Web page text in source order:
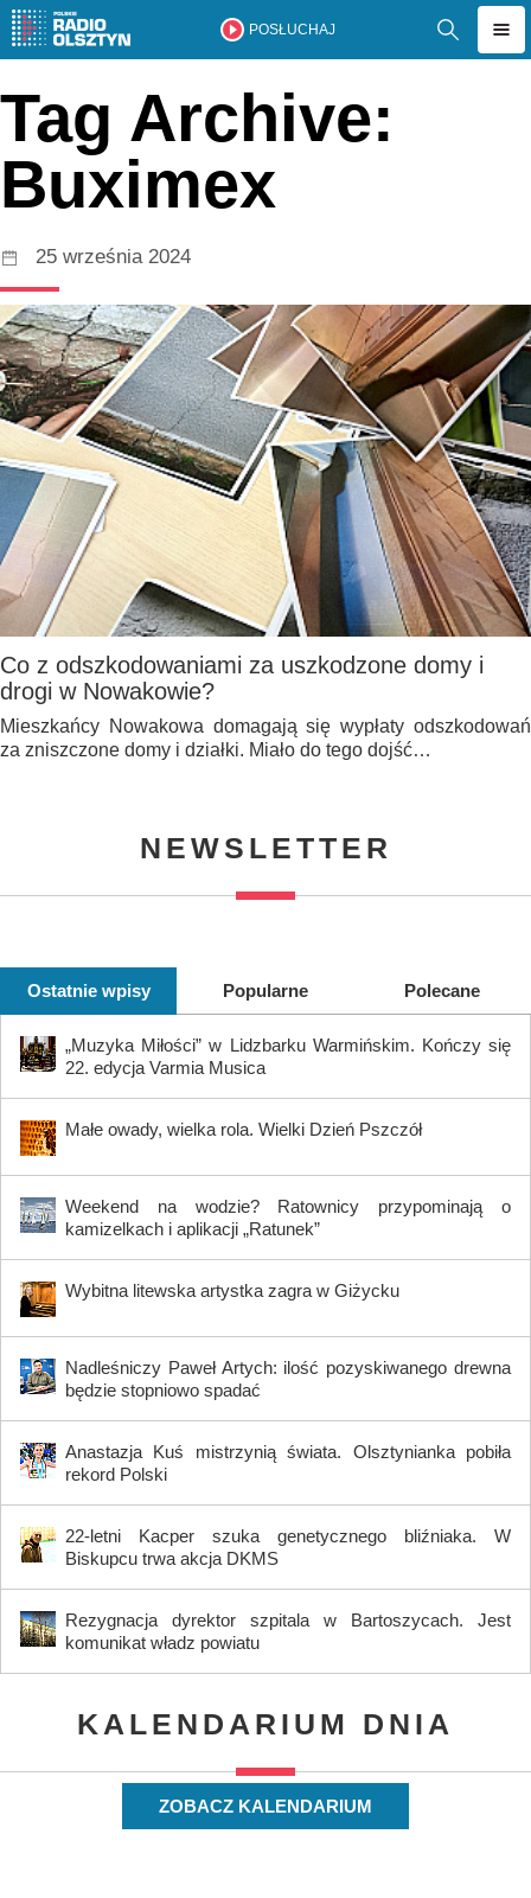
POSŁUCHAJ
Tag Archive:
Buximex
25 września 2024
Co z odszkodowaniami za uszkodzone domy i
drogi w Nowakowie?
Mieszkańcy Nowakowa domagają się wypłaty odszkodowań
za zniszczone domy i działki. Miało do tego dojść…
NEWSLETTER
Ostatnie wpisy Popularne Polecane
„Muzyka Miłości” w Lidzbarku Warmińskim. Kończy się
22. edycja Varmia Musica
Małe owady, wielka rola. Wielki Dzień Pszczół
Weekend na wodzie? Ratownicy przypominają o
kamizelkach i aplikacji „Ratunek”
Wybitna litewska artystka zagra w Giżycku
Nadleśniczy Paweł Artych: ilość pozyskiwanego drewna
będzie stopniowo spadać
Anastazja Kuś mistrzynią świata. Olsztynianka pobiła
rekord Polski
22-letni Kacper szuka genetycznego bliźniaka. W
Biskupcu trwa akcja DKMS
Rezygnacja dyrektor szpitala w Bartoszycach. Jest
komunikat władz powiatu
KALENDARIUM DNIA
ZOBACZ KALENDARIUM